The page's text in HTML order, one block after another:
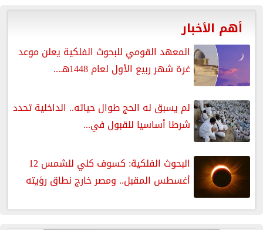
أهم الأخبار
المعهد القومي للبحوث الفلكية يعلن موعد
غرة شهر ربيع الأول لعام 1448هـ...
لم يسبق له الحج طوال حياته.. الداخلية تحدد
شرطا أساسيا للقبول في...
البحوث الفلكية: كسوف كلي للشمس 12
أغسطس المقبل.. ومصر خارج نطاق رؤيته